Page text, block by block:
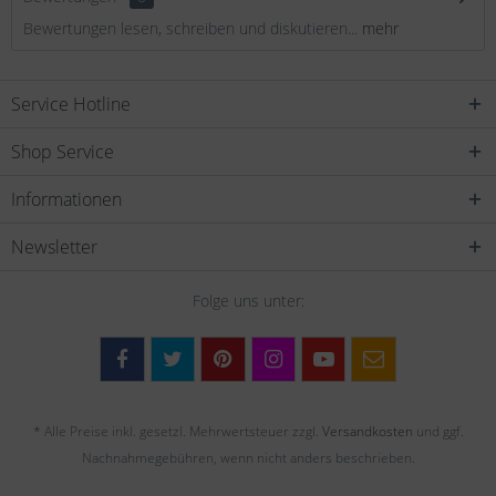
Bewertungen lesen, schreiben und diskutieren... mehr
Service Hotline
Shop Service
Informationen
Newsletter
Folge uns unter:
* Alle Preise inkl. gesetzl. Mehrwertsteuer zzgl. Versandkosten und ggf.
Nachnahmegebühren, wenn nicht anders beschrieben.